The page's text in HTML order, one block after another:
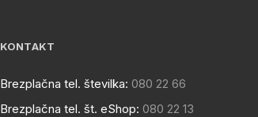
KONTAKT
Brezplačna tel. številka: 080 22 66
Brezplačna tel. št. eShop: 080 22 13